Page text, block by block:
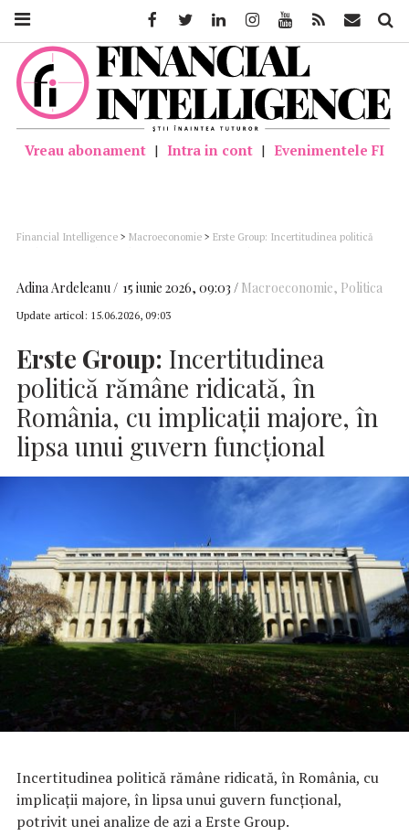
Vreau abonament | Intra in cont | Evenimentele FI
Financial Intelligence > Macroeconomie > Erste Group: Incertitudinea politică
Adina Ardeleanu 15 iunie 2026, 09:03 Macroeconomie, Politica
Update articol: 15.06.2026, 09:03
Erste Group: Incertitudinea
politică rămâne ridicată, în
România, cu implicații majore, în
lipsa unui guvern funcțional
Incertitudinea politică rămâne ridicată, în România, cu
implicații majore, în lipsa unui guvern funcțional,
potrivit unei analize de azi a Erste Group.
FacebookTwitter LinkedinInstagramYoutube Feed Mail